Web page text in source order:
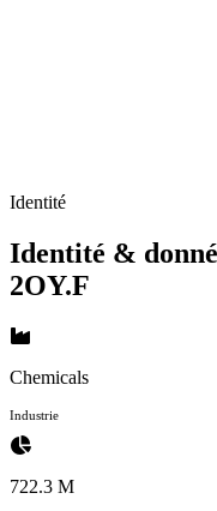
Identité
Identité &
2OY.F
Chemicals
Industrie
722.3 M